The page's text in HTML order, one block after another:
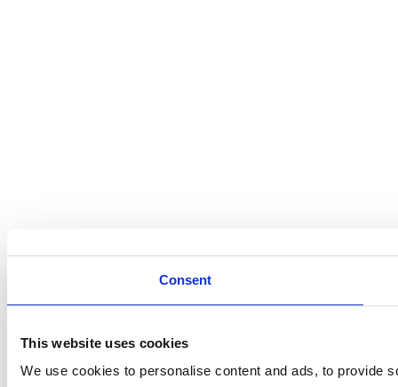
Consent
This website uses cookies
We use cookies to personalise content and ads, to provide